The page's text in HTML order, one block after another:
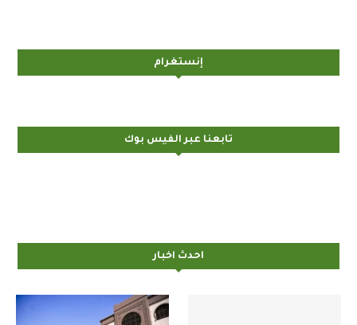
إنستغرام
تابعنا عبر الفيس بوك
احدث اخبار